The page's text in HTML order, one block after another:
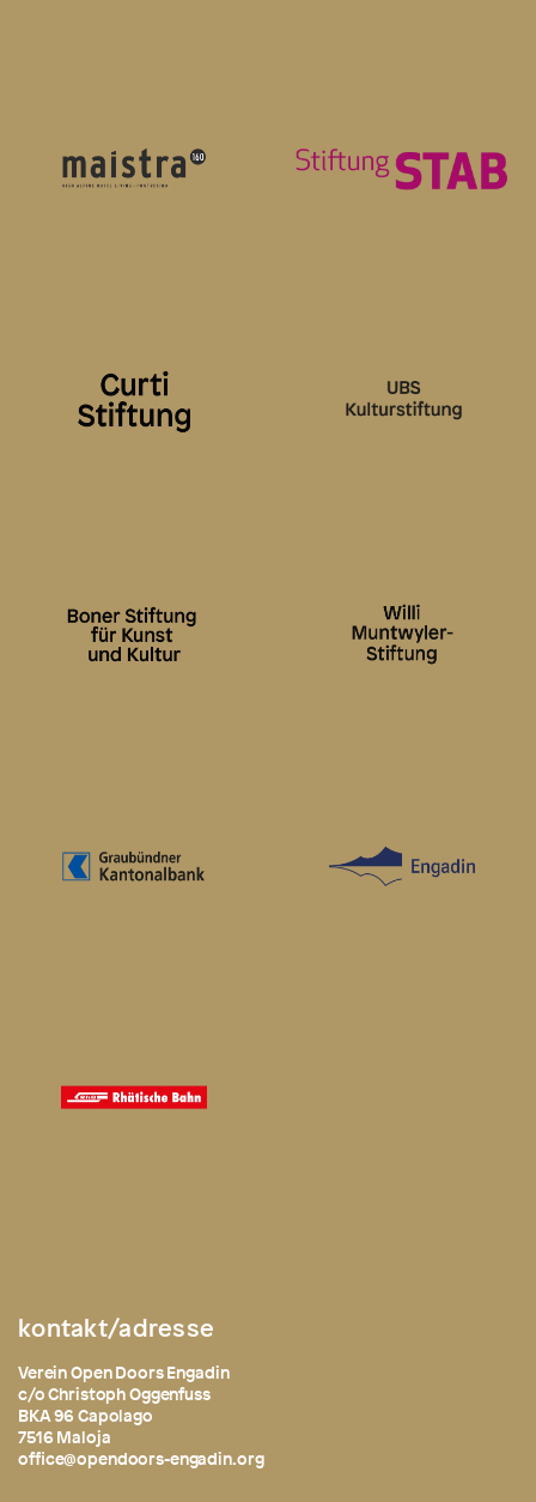
kontakt/adresse
Verein Open Doors Engadin
c/o Christoph Oggenfuss
BKA 96 Capolago
7516 Maloja
office@opendoors-engadin.org